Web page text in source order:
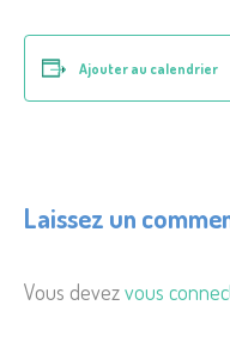
Ajouter au calendrier
Laissez un
Vous devezvous